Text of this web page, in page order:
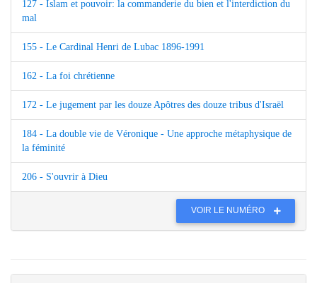
127 - Islam et pouvoir: la commanderie du bien et l'interdiction du
mal
155 - Le Cardinal Henri de Lubac 1896-1991
162 - La foi chrétienne
172 - Le jugement par les douze Apôtres des douze tribus d'Israël
184 - La double vie de Véronique - Une approche métaphysique de
la féminité
206 - S'ouvrir à Dieu
VOIR LE NUMÉRO